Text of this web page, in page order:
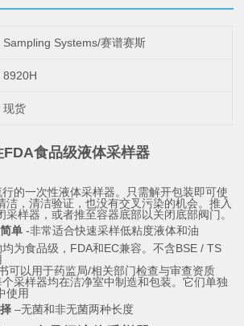
Sampling Systems/赛谱赛斯
8920H
现货
FDA食品级液体采样器
的一次性液体采样器。只需解开包装即可使
洁，清洁验证，也没有交叉污染的机会。推入
采样器，或者推至容器底部以关闭底部阀门。
单 -非常适合快速采样低粘度液体和油
为食品级，FDA和EC兼容。不含BSE / TS
可以用于药监局/相关部门检查与审查资质
采样器均在洁净室中制造和包装。它们单独
使用
–无菌和非无菌两种长度